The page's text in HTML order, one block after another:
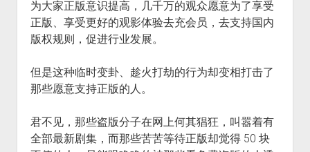
为大家正版意识提高，几千万的观众愿意为了享受
正版、享受更好的观影体验去充会员，去支持国内
版权规则，促进行业发展。
但是这种临时变卦、趁火打劫的行为却变相打击了
那些愿意支持正版的人。
君不见，那些盗版分子在网上何其猖狂，叫嚣着有
全部最新剧集，而那些苦苦等待正版却觉得 50 块